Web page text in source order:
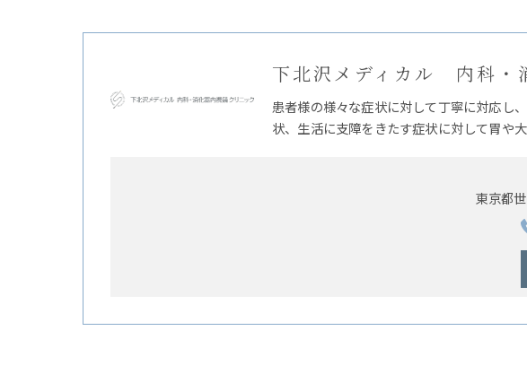
下北沢メディカル 内科・
患者様の様々な症状に対して丁寧に対応し
状、生活に支障をきたす症状に対して胃や
東京都